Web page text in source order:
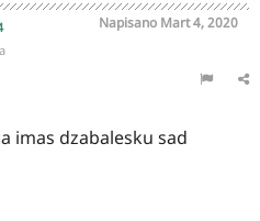
Napisano Mart 4, 2020
imas dzabalesku sad